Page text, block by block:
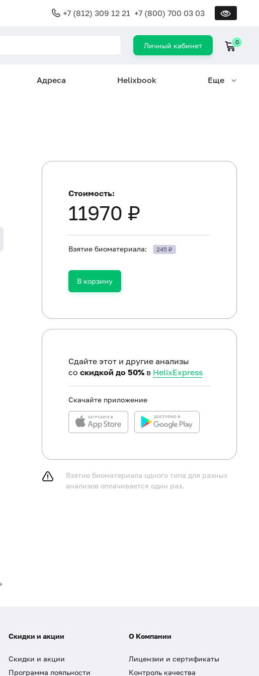
+7 (812) 309 12 21 +7 (800) 700 03 03
Личный кабинет 0
Адреса Helixbook Еще
Аллергокомпонент f232 - овальбумин яйца nGal d2, IgE
Аллергокомпонент f233 - овомукоид яйца nGal d1, IgE
Стоимость:
11970 ₽
Взятие биоматериала: 245 ₽
В корзину
Сдайте этот и другие анализы
со скидкой до 50% в HelixExpress
Скачайте приложение
Взятие биоматериала одного типа для разных
анализов оплачивается один раз.
Скидки и акции
Скидки и акции
Программа лояльности
О Компании
Лицензии и сертификаты
Контроль качества